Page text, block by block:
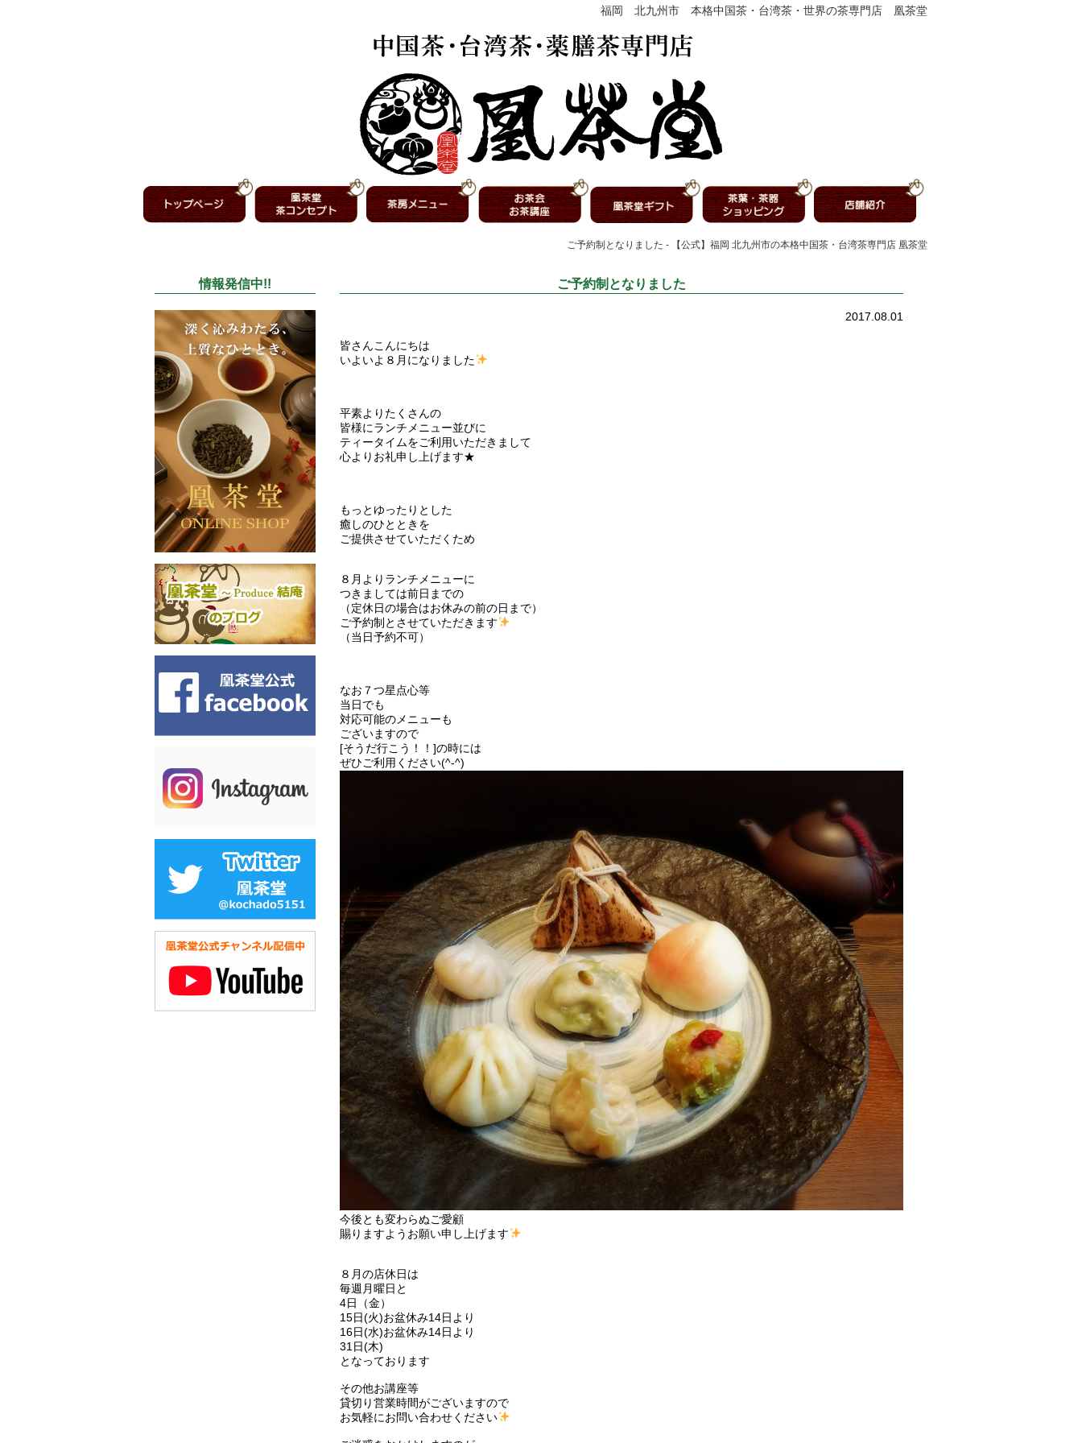
福岡 北九州市 本格中国茶・台湾茶・世界の茶専門店 凰茶堂
ご予約制となりました - 【公式】福岡 北九州市の本格中国茶・台湾茶専門店 凰茶堂
情報発信中!! ご予約制となりました
2017.08.01
皆さんこんにちは
いよいよ８月になりました
平素よりたくさんの
皆様にランチメニュー並びに
ティータイムをご利用いただきまして
心よりお礼申し上げます★
もっとゆったりとした
癒しのひとときを
ご提供させていただくため
８月よりランチメニューに
つきましては前日までの
（定休日の場合はお休みの前の日まで）
ご予約制とさせていただきます
（当日予約不可）
なお７つ星点心等
当日でも
対応可能のメニューも
ございますので
[そうだ行こう！！]の時には
ぜひご利用ください(^-^)
今後とも変わらぬご愛顧
賜りますようお願い申し上げます
８月の店休日は
毎週月曜日と
4日（金）
15日(火)お盆休み14日より
16日(水)お盆休み14日より
31日(木)
となっております
その他お講座等
貸切り営業時間がございますので
お気軽にお問い合わせください